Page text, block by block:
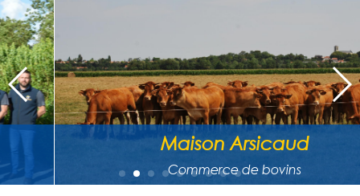
Maison Arsicaud
Commerce de bovins